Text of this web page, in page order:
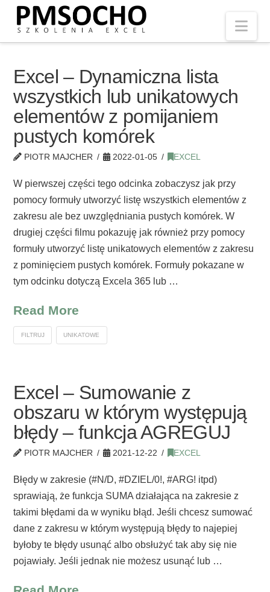
Excel – Dynamiczna lista
wszystkich lub unikatowych
elementów z pomijaniem
pustych komórek
PIOTR MAJCHER 2022-01-05 EXCEL
W pierwszej części tego odcinka zobaczysz jak przy
pomocy formuły utworzyć listę wszystkich elementów z
zakresu ale bez uwzględniania pustych komórek. W
drugiej części filmu pokazuję jak również przy pomocy
formuły utworzyć listę unikatowych elementów z zakresu
z pominięciem pustych komórek. Formuły pokazane w
tym odcinku dotyczą Excela 365 lub …
Read More
FILTRUJ UNIKATOWE
Excel – Sumowanie z
obszaru w którym występują
błędy – funkcja AGREGUJ
PIOTR MAJCHER 2021-12-22 EXCEL
Błędy w zakresie (#N/D, #DZIEL/0!, #ARG! itpd)
sprawiają, że funkcja SUMA działająca na zakresie z
takimi błędami da w wyniku błąd. Jeśli chcesz sumować
dane z zakresu w którym występują błędy to najepiej
byłoby te błędy usunąć albo obsłużyć tak aby się nie
pojawiały. Jeśli jednak nie możesz usunąć lub …